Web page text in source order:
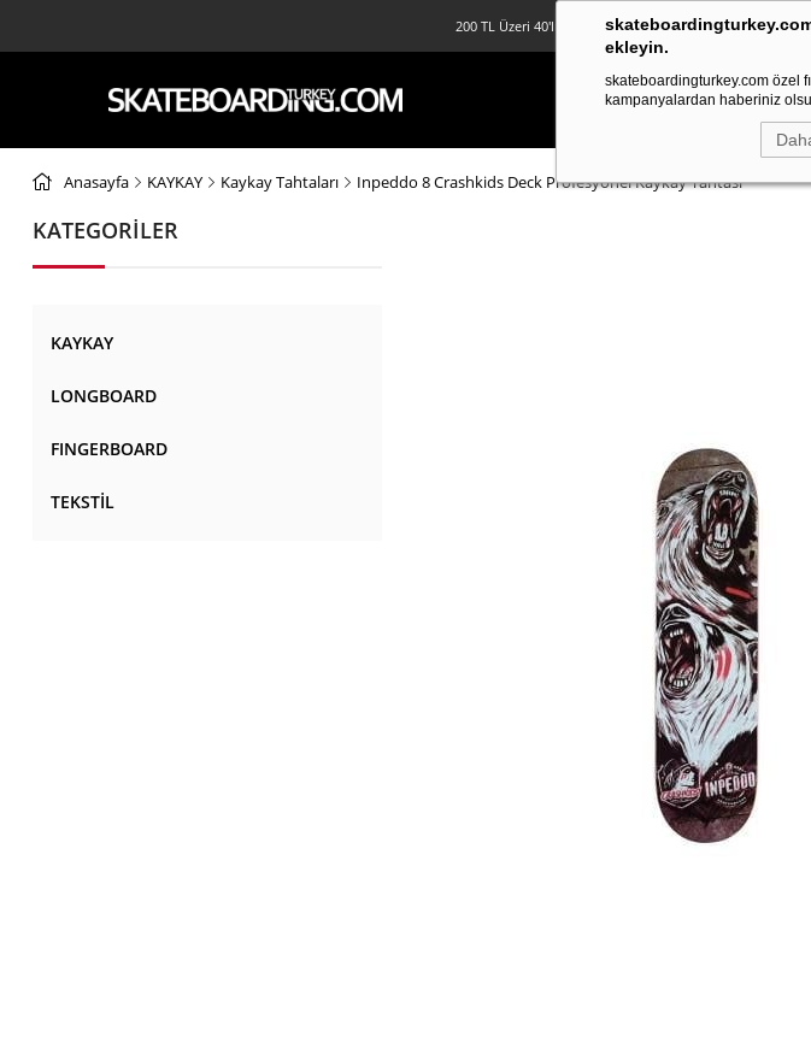
ekleyin.
skateboardingturkey.com özel
kampanyalardan haberiniz
200 TL Üzeri 40'lı Sticker Paketi Hediye • Ücretsiz Kargo
KAYKAYLONGBOARD
Anasayfa KAYKAY Kaykay Tahtaları Inpeddo 8 Crashkids Deck Profesyonel Kaykay Tahtası
KATEGORİLER
KAYKAY
LONGBOARD
FINGERBOARD
TEKSTİL